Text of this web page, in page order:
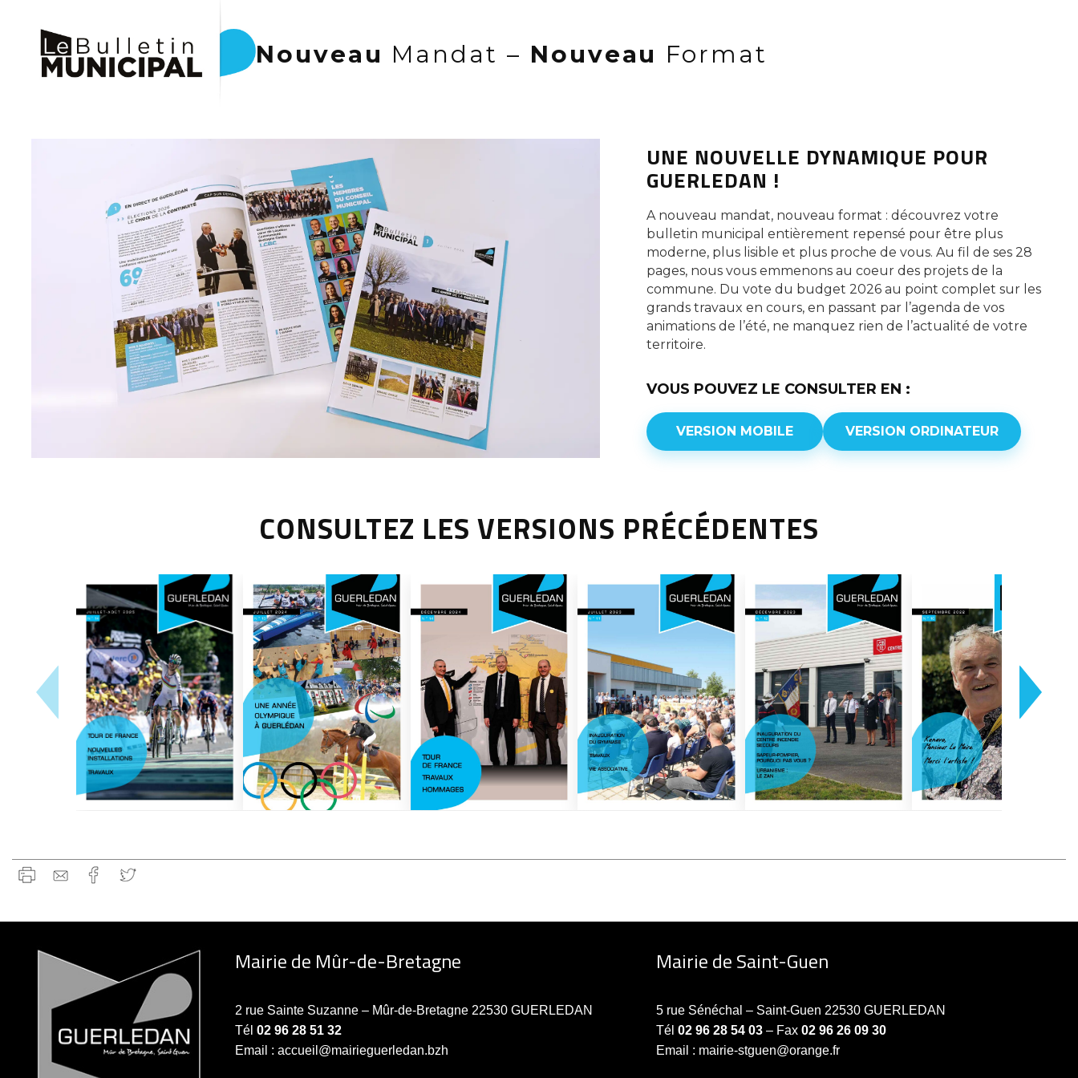
Nouveau Mandat – Nouveau Format
UNE NOUVELLE DYNAMIQUE POUR
GUERLEDAN !
A nouveau mandat, nouveau format : découvrez votre
bulletin municipal entièrement repensé pour être plus
moderne, plus lisible et plus proche de vous. Au fil de ses 28
pages, nous vous emmenons au coeur des projets de la
commune. Du vote du budget 2026 au point complet sur les
grands travaux en cours, en passant par l’agenda de vos
animations de l’été, ne manquez rien de l’actualité de votre
territoire.
VOUS POUVEZ LE CONSULTER EN :
VERSION MOBILE VERSION ORDINATEUR
CONSULTEZ LES VERSIONS PRÉCÉDENTES
PRÉCÉDENT
Mairie de Mûr-de-Bretagne
2 rue Sainte Suzanne – Mûr-de-Bretagne 22530 GUERLEDAN
Tél 02 96 28 51 32
Email : accueil@mairieguerledan.bzh
Mairie de Saint-Guen
5 rue Sénéchal – Saint-Guen 22530 GUERLEDAN
Tél02 96 28 54 03 – Fax02 96 26 09 30
Email : mairie-stguen@orange.fr